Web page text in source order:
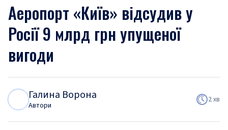
Аеропорт «Київ» відсудив у
Росії 9 млрд грн упущеної
вигоди
Галина Ворона
Автори
2 хв